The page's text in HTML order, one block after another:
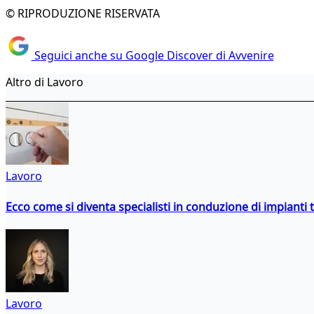
© RIPRODUZIONE RISERVATA
Seguici anche su Google Discover di Avvenire
Altro di Lavoro
Lavoro
Ecco come si diventa specialisti in conduzione di impianti
Lavoro